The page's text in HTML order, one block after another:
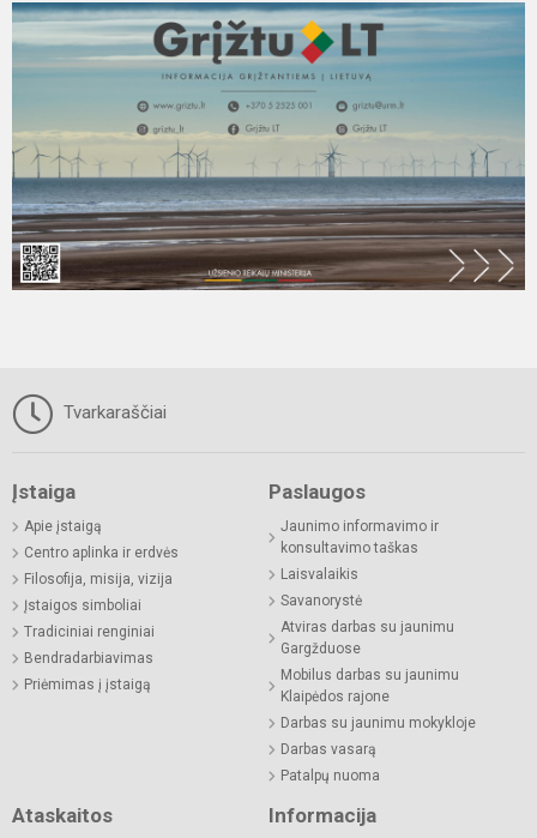
Tvarkaraščiai
Įstaiga
Apie įstaigą
Centro aplinka ir erdvės
Filosofija, misija, vizija
Įstaigos simboliai
Tradiciniai renginiai
Bendradarbiavimas
Priėmimas į įstaigą
Paslaugos
Jaunimo informavimo ir
konsultavimo taškas
Laisvalaikis
Savanorystė
Atviras darbas su jaunimu
Gargžduose
Mobilus darbas su jaunimu
Klaipėdos rajone
Darbas su jaunimu mokykloje
Darbas vasarą
Patalpų nuoma
Ataskaitos Informacija